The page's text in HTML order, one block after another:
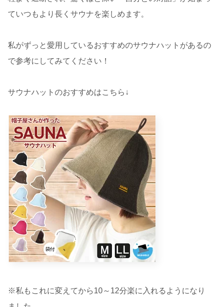
ていつもより長くサウナを楽しめます。
私がずっと愛用しているおすすめのサウナハットがあるの
で参考にしてみてください！
サウナハットのおすすめはこちら↓
※私もこれに変えてから10～12分楽に入れるようになり